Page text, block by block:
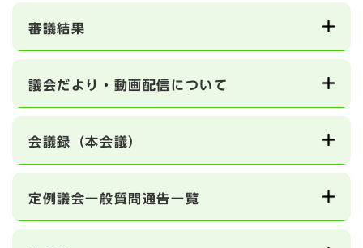
審議結果
議会だより・動画配信について
会議録（本会議）
定例議会一般質問通告一覧